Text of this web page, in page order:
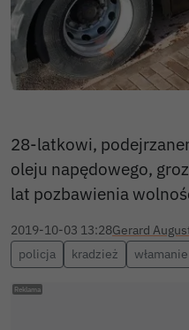
28-latkowi,
oleju napędowego,
lat pozbawienia
2019-10-03 13:28Gerard
policja
kradzież włamanie